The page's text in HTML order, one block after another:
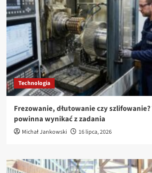
Technologia
Frezowanie, dłutowanie czy szlifowanie?
powinna wynikać z zadania
Michał Jankowski 16 lipca, 2026